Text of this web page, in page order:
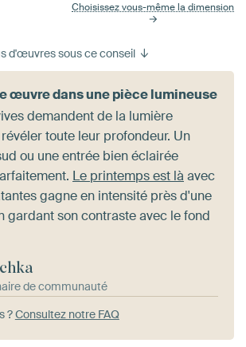
Choisissez vous-même la dimension
d'œuvres sous ce conseil
œuvre dans une pièce lumineuse
demandent de la lumière
toute leur profondeur. Un
ou une entrée bien éclairée
Le printemps est là avec
gagne en intensité près d'une
gardant son contraste avec le fond
de communauté
?Consultez notre FAQ